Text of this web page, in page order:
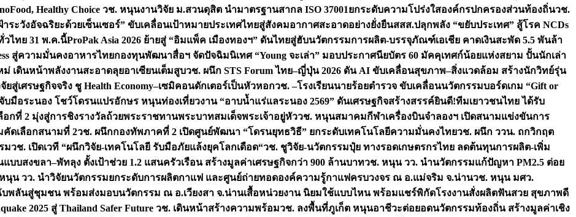
Healthy Choice วช. หนุนงานวิจัย ม.สวนดุสิต นำมาตรฐานสากล ISO 37001ยกระดับความโปร่งใสองค์กรปกครองส่วนท้องถิ่นวช.
ะวังอัจฉริยะด้วยเซ็นเซอร์” ขับเคลื่อนเป้าหมายประเทศไทยสู่สังคมอากาศสะอาดอย่างยั่งยืนสสส.ปลุกพลัง “ขยับประเทศ” สู้โรค NCDs
วไทย 31 พ.ค.นี้ProPak Asia 2026 ย้ายสู่ “อิมแพ็ค เมืองทองฯ” ดันไทยสู่ฮับนวัตกรรมการผลิต-บรรจุภัณฑ์เอเชีย คาดเงินสะพัด 5.5 พันล้า
สู่ความมั่นคงอาหารไทยกองทุนพัฒนาสื่อฯ จัดปัจฉิมนิเทศ “Young จะเล่า” มอบประกาศนียบัตร 60 มัคคุเทศก์น้อยแห่งสยาม ปั้นนักเล่า
เดินหน้าพลังงานสะอาดลุยอาเซียนเต็มสูบวช. ผนึก STS Forum ไทย–ญี่ปุ่น 2026 ดัน AI ขับเคลื่อนสุขภาพ–สิ่งแวดล้อม สร้างนักวิทย์รุ่น
ยสู่เศรษฐกิจจริง ชู Health Economy–เซมิคอนดักเตอร์เป็นหัวหอกวช. –โรงเรียนนายร้อยตำรวจ ขับเคลื่อนนวัตกรรมบอร์ดเกม “Gift or
บมือระนอง โชว์โดรนแปรอักษร หนุนท่องเที่ยวงาน “อาบน้ำแร่แลระนอง 2569” ดันเศรษฐกิจสร้างสรรค์ยินดี!ทีมเยาวชนไทย ได้รับ
กที่ 2 มุ่งสู่การชิงรางวัลถ้วยพระราชทานพระบาทสมเด็จพระเจ้าอยู่หัววช. หนุนสมาคมกีฬาเครื่องบินจำลองฯ เปิดสนามแข่งขันการ
คัดเลือกสนามที่ 2วช. ผนึกกองทัพภาคที่ 2 เปิดศูนย์พัฒนา “โดรนยุทธวิธี” ยกระดับเทคโนโลยีความมั่นคงไทยวช. ผนึก ววน. ถกวิกฤต
มวช. เปิดเวที “ผนึกวิจัย-เทคโนโลยี รับมือภัยแล้งยุคโลกเดือด“วช. ชูวิจัย-นวัตกรรมปุ๋ย ทางรอดเกษตรกรไทย ลดต้นทุนการผลิต-เพิ่ม
บสงขลา–พัทลุง ตั้งเป้าช่วย 1.2 แสนครัวเรือน สร้างมูลค่าเศรษฐกิจกว่า 900 ล้านบาทวช. หนุน วว. นำนวัตกรรมแก้ปัญหา PM2.5 ต่อย
นุน วว. นำวิจัยนวัตกรรมยกระดับการผลิตกาแฟ และศูนย์ถ่ายทอดองค์ความรู้กาแฟครบวงจร ณ อ.แม่จริม จ.น่านวช. หนุน มศว.
พลันสู่ชุมชน พร้อมส่งมอบนวัตกรรม ณ อ.เวียงสา จ.น่านเสื้อหน่วยงาน นิยมใช้แบบไหน พร้อมแชร์พิกัดโรงงานสั่งผลิตฟันสวย สุขภาพดี
2025 สู่ Thailand Safer Future วช. เดินหน้าสร้างความพร้อมวช. ลงพื้นที่ภูเก็ต หนุนอาชีวะต่อยอดนวัตกรรมท้องถิ่น สร้างมูลค่าเชิง